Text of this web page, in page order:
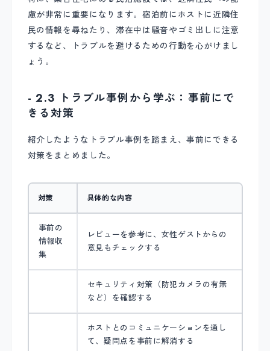
慮が非常に重要になります。宿泊前にホストに近隣住
民の情報を尋ねたり、滞在中は騒音やゴミ出しに注意
するなど、トラブルを避けるための行動を心がけまし
ょう。
- 2.3 トラブル事例から学ぶ：事前にで
きる対策
紹介したようなトラブル事例を踏まえ、事前にできる
対策をまとめました。
対策 具体的な内容
事前の
情報収
集
レビューを参考に、女性ゲストからの
意見もチェックする
セキュリティ対策（防犯カメラの有無
など）を確認する
ホストとのコミュニケーションを通し
て、疑問点を事前に解消する